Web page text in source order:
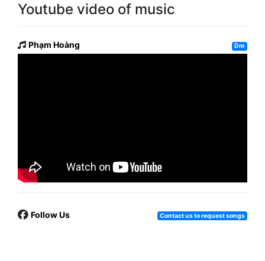
Youtube video of music
Phạm Hoàng Dm
Follow Us Contact us to request songs